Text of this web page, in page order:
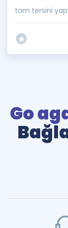
tam tersini
Go